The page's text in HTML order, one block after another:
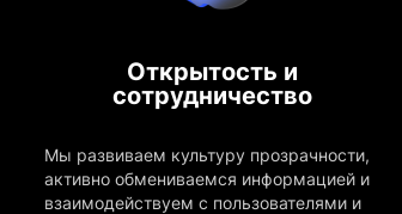
Открытость и
сотрудничество
Мы развиваем культуру прозрачности,
активно обмениваемся информацией и
взаимодействуем с пользователями и